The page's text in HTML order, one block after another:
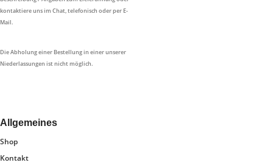
kontaktiere uns im Chat, telefonisch oder per E-
Mail.
Die Abholung einer Bestellung in einer unserer
Niederlassungen ist nicht möglich.
Allgemeines
Shop
Kontakt